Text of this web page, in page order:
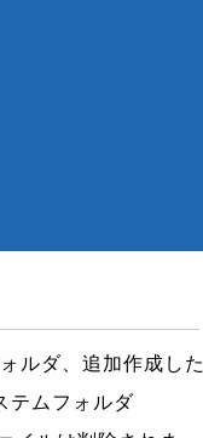
ルダ、追加作成した
テムフォルダ